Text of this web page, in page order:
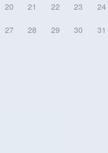
20 21 22 23 24
27 28 29 30 31